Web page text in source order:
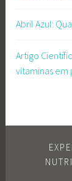
Abril Azul:
Artigo
vitaminas